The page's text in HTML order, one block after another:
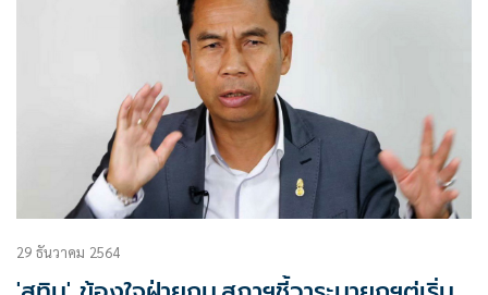
29 ธันวาคม 2564